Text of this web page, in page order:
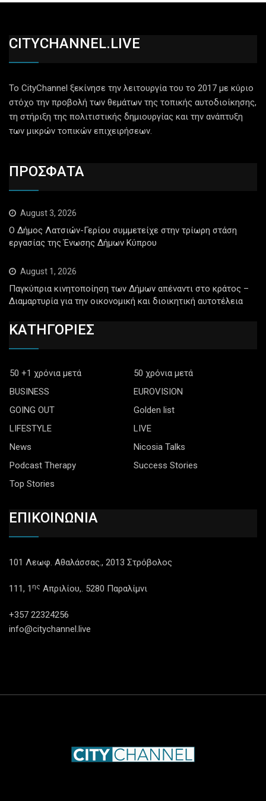
CITYCHANNEL.LIVE
Το CityChannel ξεκίνησε την λειτουργία του το 2017 με κύριο
στόχο την προβολή των θεμάτων της τοπικής αυτοδιοίκησης,
τη στήριξη της πολιτιστικής δημιουργίας και την ανάπτυξη
των μικρών τοπικών επιχειρήσεων.
ΠΡΟΣΦΑΤΑ
August 3, 2026
Ο Δήμος Λατσιών-Γερίου συμμετείχε στην τρίωρη στάση
εργασίας της Ένωσης Δήμων Κύπρου
August 1, 2026
Παγκύπρια κινητοποίηση των Δήμων απέναντι στο κράτος –
Διαμαρτυρία για την οικονομική και διοικητική αυτοτέλεια
ΚΑΤΗΓΟΡΙΕΣ
50 +1 χρόνια μετά
50 χρόνια μετά
BUSINESS
EUROVISION
GOING OUT
Golden list
LIFESTYLE
LIVE
News
Nicosia Talks
Podcast Therapy
Success Stories
Top Stories
ΕΠΙΚΟΙΝΩΝΙΑ
101 Λεωφ. Αθαλάσσας., 2013 Στρόβολος
111, 1 ης Απριλίου,. 5280 Παραλίμνι
+357 22324256
info@citychannel.live